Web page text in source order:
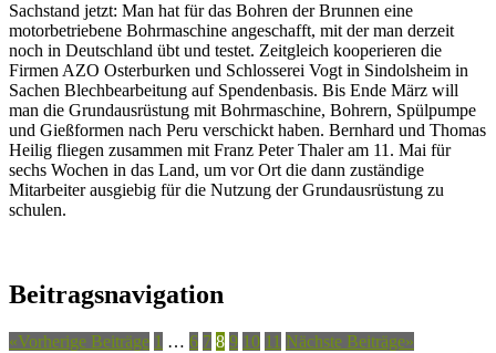
Sachstand jetzt: Man hat für das Bohren der Brunnen eine
motorbetriebene Bohrmaschine angeschafft, mit der man derzeit
noch in Deutschland übt und testet. Zeitgleich kooperieren die
Firmen AZO Osterburken und Schlosserei Vogt in Sindolsheim in
Sachen Blechbearbeitung auf Spendenbasis. Bis Ende März will
man die Grundausrüstung mit Bohrmaschine, Bohrern, Spülpumpe
und Gießformen nach Peru verschickt haben. Bernhard und Thomas
Heilig fliegen zusammen mit Franz Peter Thaler am 11. Mai für
sechs Wochen in das Land, um vor Ort die dann zuständige
Mitarbeiter ausgiebig für die Nutzung der Grundausrüstung zu
schulen.
Beitragsnavigation
«Vorherige Beiträge 1 … 6 7 8 9 10 11 Nächste Beiträge»